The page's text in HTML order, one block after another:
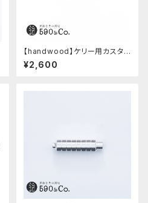
【handwood】ケリー用カスタム
後軸 (真鍮)
¥2,600